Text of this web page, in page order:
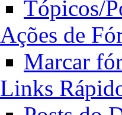
Tópicos/
Ações de
Marcar
Links